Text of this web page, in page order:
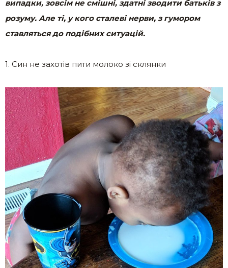
випадки, зовсім не смішні, здатні зводити батьків з
розуму. Але ті, у кого сталеві нерви, з гумором
ставляться до подібних ситуацій.
1. Син не захотів пити молоко зі склянки